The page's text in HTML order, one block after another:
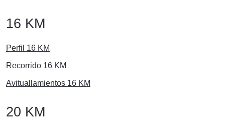
16 KM
Perfil 16 KM
Recorrido 16 KM
Avituallamientos 16 KM
20 KM